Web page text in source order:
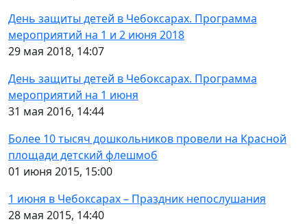
День защиты детей в Чебоксарах. Программа
мероприятий на 1 и 2 июня 2018
29 мая 2018, 14:07
День защиты детей в Чебоксарах. Программа
мероприятий на 1 июня
31 мая 2016, 14:44
Более 10 тысяч дошкольников провели на Красной
площади детский флешмоб
01 июня 2015, 15:00
1 июня в Чебоксарах – Праздник непослушания
28 мая 2015, 14:40